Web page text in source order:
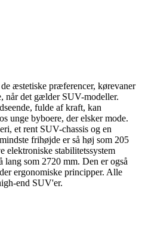
æstetiske præferencer, kørevaner
når det gælder SUV-modeller.
fulde af kraft, kan
unge byboere, der elsker mode.
et rent SUV-chassis og en
frihøjde er så høj som 205
elektroniske stabilitetssystem
lang som 2720 mm. Den er også
ergonomiske principper. Alle
end SUV'er.